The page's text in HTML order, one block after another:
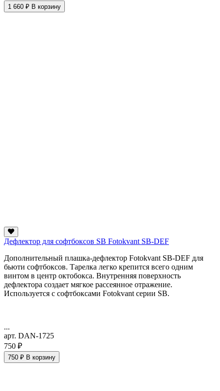
1 660 ₽ В корзину
Дефлектор для софтбоксов SB Fotokvant SB-DEF
Дополнительный плашка-дефлектор Fotokvant SB-DEF для
бьюти софтбоксов. Тарелка легко крепится всего одним
винтом в центр октобокса. Внутренняя поверхность
дефлектора создает мягкое рассеянное отражение.
Используется с софтбоксами Fotokvant серии SB.
...
арт. DAN-1725
750 ₽
750 ₽ В корзину